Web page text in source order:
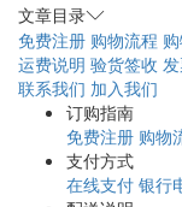
文章目录
免费注册 购物流程
运费说明 验货签收
联系我们 加入我们
订购指南
免费注册 购物
支付方式
在线支付 银行